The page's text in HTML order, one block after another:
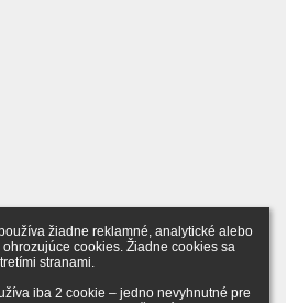
žiadne reklamné, analytické alebo
cookies. Žiadne cookies sa
stranami.
iba 2 cookie – jedno nevyhnutné pre